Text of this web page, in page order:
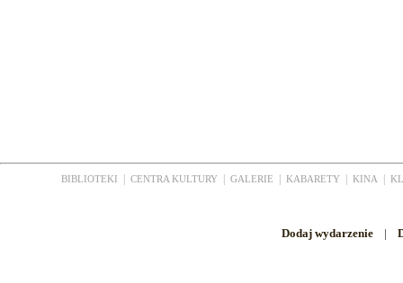
BIBLIOTEKI CENTRA KULTURY GALERIE KABARETY KINA
Dodaj wydarzenie |